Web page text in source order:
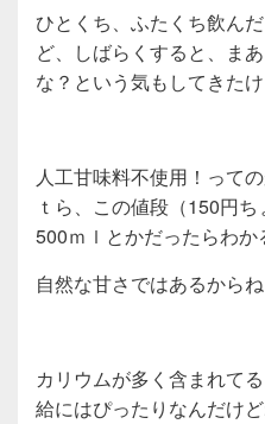
ひとくち、ふたくち飲ん
ど、しばらくすると、ま
な？という気もしてきたけ
人工甘味料不使用！って
ｔら、この値段（150円ち
500ｍｌとかだったらわか
自然な甘さではあるからね
カリウムが多く含まれて
給にはぴったりなんだけど